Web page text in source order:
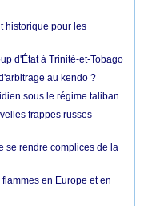
historique pour les
d'État à Trinité-et-Tobago
au kendo ?
sous le régime taliban
frappes russes
se rendre complices de la
en Europe et en